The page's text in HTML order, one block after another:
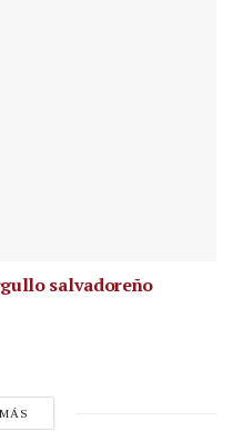
salvadoreño